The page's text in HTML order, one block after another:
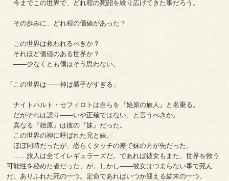
今までこの世界で、どれ程の死闘を繰り広げてきた事だろう。
その歩みに、どれ程の価値があった？
この世界は救われるべきか？
それほど価値のある世界か？
――少なくとも僕はそう思わない。
「この世界は――神は勝手がすぎる」
ナイトハルト・セフィロトは自らを『始原の旅人』と名乗る。
だがそれは誤り――いや正確ではない、と言うべきか。
真なる『始原』は彼の『妹』だった。
この世界の神に呼ばれた兄と妹。
ほぼ同時だったが、恐らくタッチの差で妹の方が先だった。
……旅人は全てイレギュラーズだ。であれば彼女もまた、世界を救う
可能性を秘めた者だった、が。しかし――彼女はつまらない事で死ん
だ。ありふれた死の一つ。定命であればいつか迎える結末の一つ。